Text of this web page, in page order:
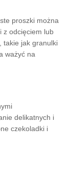
proszki można
z odcięciem lub
takie jak granulki
ważyć na
delikatnych i
czekoladki i